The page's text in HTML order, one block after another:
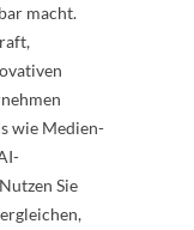
macht.
wie Medien-
Sie